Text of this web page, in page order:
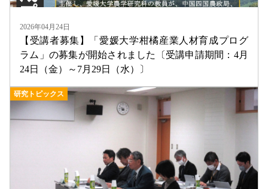
2026年04月24日
【受講者募集】「愛媛大学柑橘産業人材育成プログ
ラム」の募集が開始されました〔受講申請期間：4月
24日（金）～7月29日（水）〕
研究トピックス